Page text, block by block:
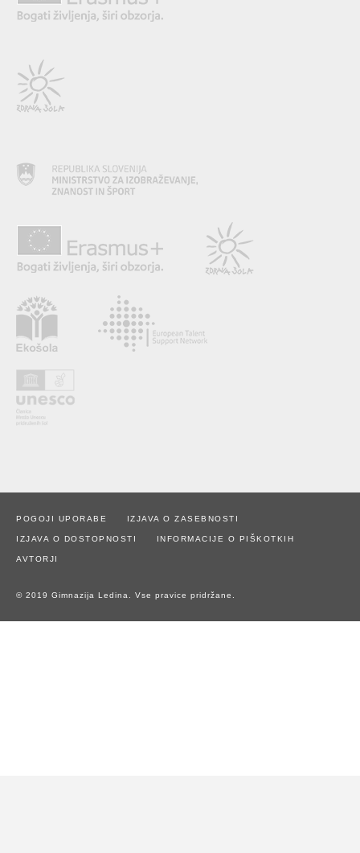
POGOJI UPORABE IZJAVA O ZASEBNOSTI
IZJAVA O DOSTOPNOSTI INFORMACIJE O PIŠKOTKIH
AVTORJI
© 2019 Gimnazija Ledina. Vse pravice pridržane.